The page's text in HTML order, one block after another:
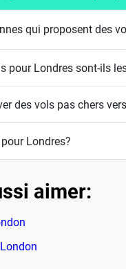
qui proposent des
pour Londres sont-ils
des vols pas chers
Londres?
aimer: